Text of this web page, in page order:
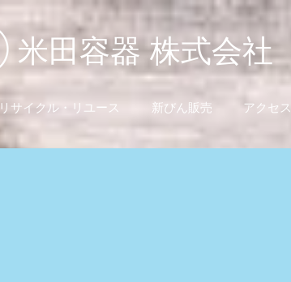
米田容器 株式会社
リサイクル・リユース 新びん販売 アクセス